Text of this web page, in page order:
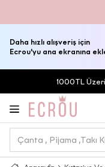
Daha hızlı alışveriş için
Ecrou'yu ana ekranına
1000TL